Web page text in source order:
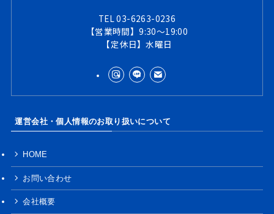
TEL 03-6263-0236
【営業時間】9:30～19:00
【定休日】水曜日
運営会社・個人情報のお取り扱いについて
HOME
お問い合わせ
会社概要